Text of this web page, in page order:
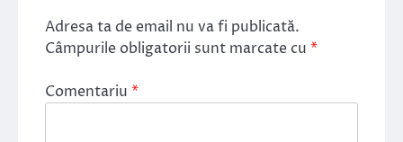
Adresa ta de email nu va fi publicată.
Câmpurile obligatorii sunt marcate cu *
Comentariu *